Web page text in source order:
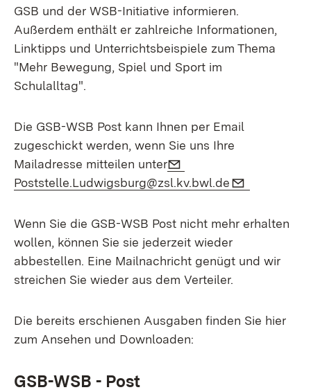
GSB und der WSB-Initiative informieren.
Außerdem enthält er zahlreiche Informationen,
Linktipps und Unterrichtsbeispiele zum Thema
"Mehr Bewegung, Spiel und Sport im
Schulalltag".
Die GSB-WSB Post kann Ihnen per Email
zugeschickt werden, wenn Sie uns Ihre
Mailadresse mitteilen unter
Poststelle.Ludwigsburg@zsl.kv.bwl.de(Öffnet in
Wenn Sie die GSB-WSB Post nicht mehr erhalten
wollen, können Sie sie jederzeit wieder
abbestellen. Eine Mailnachricht genügt und wir
streichen Sie wieder aus dem Verteiler.
Die bereits erschienen Ausgaben finden Sie hier
zum Ansehen und Downloaden:
GSB-WSB - Post